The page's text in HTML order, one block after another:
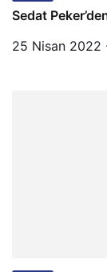
Sedat
25 Nisan 2022